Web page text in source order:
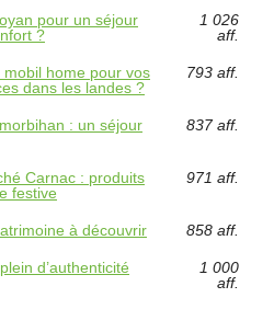
pour un séjour
?
1 026
aff.
home pour vos
dans les landes ?
793 aff.
: un séjour
837 aff.
Carnac : produits
festive
971 aff.
à découvrir 858 aff.
d’authenticité
1 000
aff.